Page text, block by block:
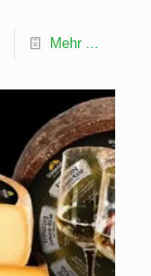
Mehr ...